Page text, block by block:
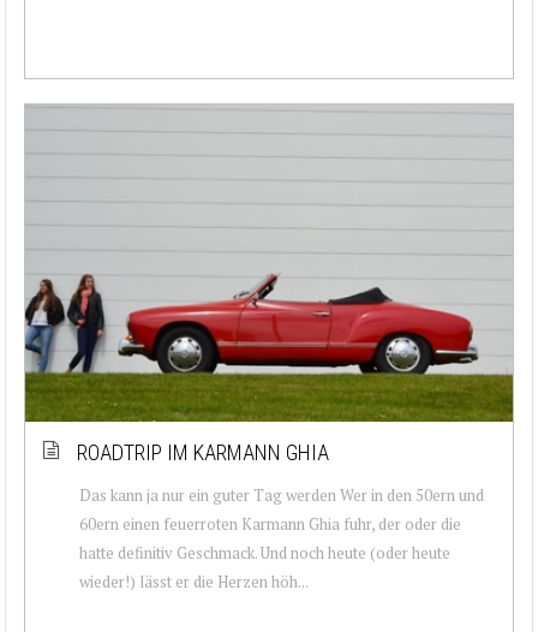
ROADTRIP IM KARMANN GHIA
Das kann ja nur ein guter Tag werden Wer in den 50ern und
60ern einen feuerroten Karmann Ghia fuhr, der oder die
hatte definitiv Geschmack. Und noch heute (oder heute
wieder!) lässt er die Herzen höh...